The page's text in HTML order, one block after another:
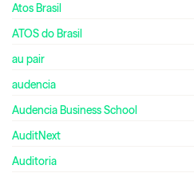
Atos Brasil
ATOS do Brasil
au pair
audencia
Audencia Business School
AuditNext
Auditoria